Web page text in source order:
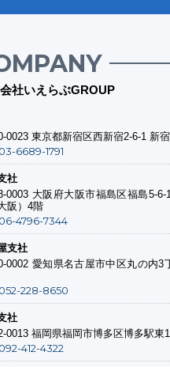
社いえらぶGROUP
0023 東京都新宿区西新宿2-6-1 新
03-6689-1791
社
0003 大阪府大阪市福島区福島5-
阪）4階
06-4796-7344
支社
0002 愛知県名古屋市中区丸の内3
052-228-8650
社
0013 福岡県福岡市博多区博多駅東
092-412-4322